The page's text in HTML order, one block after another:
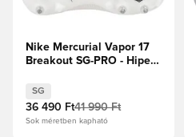
Nike Mercurial Vapor 17
Breakout SG-PRO - Hiper
SG
36 490 Ft41 990 Ft
Sok méretben kapható